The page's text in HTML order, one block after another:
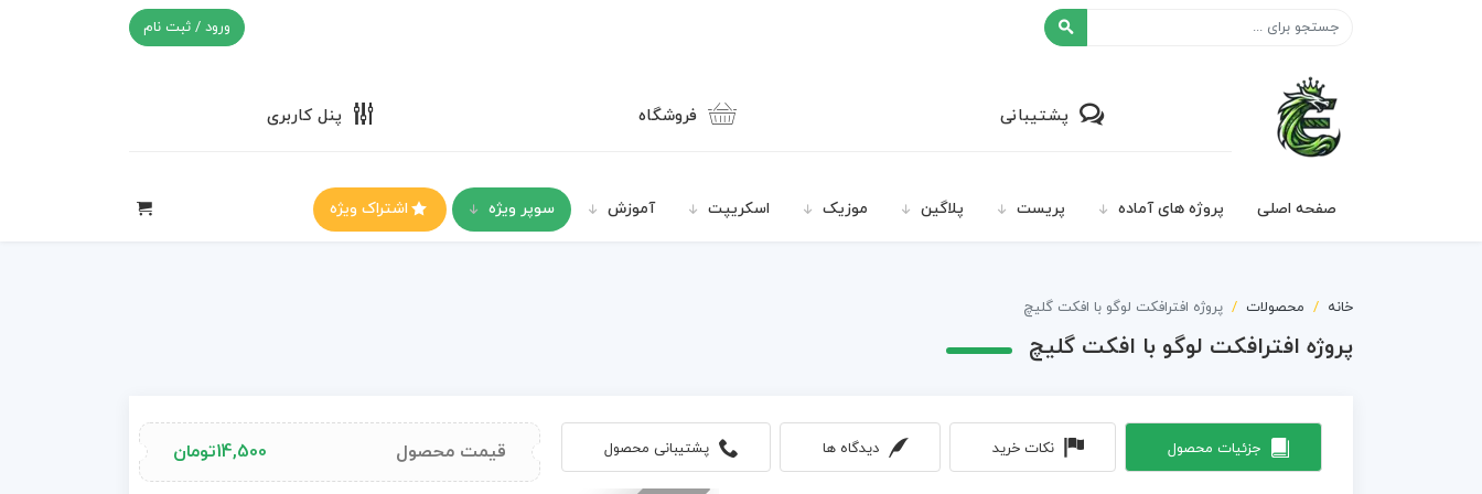
ورود / ثبت نام
پشتیبانی فروشگاه پنل کاربری
صفحه اصلی پروژه های آماده پریست پلاگین موزیک اسکریپت آموزش سوپر ویژه اشتراک ویژه
خانه محصولات پروژه افترافکت لوگو با افکت گلیچ
پروژه افترافکت لوگو با افکت گلیچ
جزئیات محصول نکات خرید دیدگاه ها پشتیبانی محصول قیمت محصول 14,500تومان